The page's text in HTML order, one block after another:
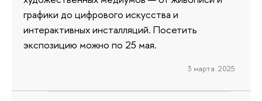
графики до цифрового искусства и
интерактивных инсталляций. Посетить
экспозицию можно по 25 мая.
3 марта 2025